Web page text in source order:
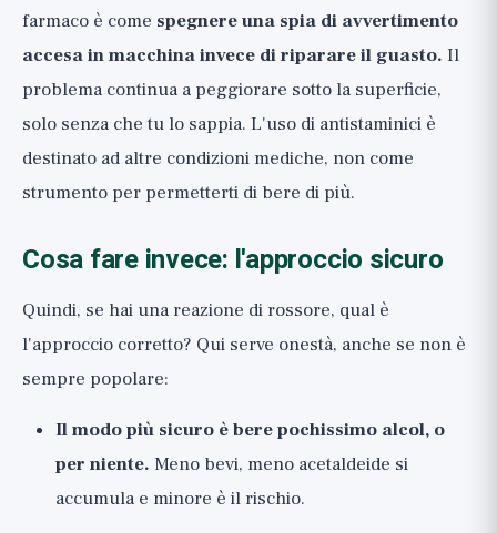
farmaco è come spegnere una spia di avvertimento
accesa in macchina invece di riparare il guasto. Il
problema continua a peggiorare sotto la superficie,
solo senza che tu lo sappia. L'uso di antistaminici è
destinato ad altre condizioni mediche, non come
strumento per permetterti di bere di più.
Cosa fare invece: l'approccio sicuro
Quindi, se hai una reazione di rossore, qual è
l'approccio corretto? Qui serve onestà, anche se non è
sempre popolare:
Il modo più sicuro è bere pochissimo alcol, o
per niente. Meno bevi, meno acetaldeide si
accumula e minore è il rischio.